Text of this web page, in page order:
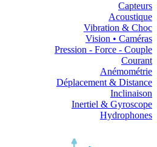
Capteurs
Acoustique
Vibration & Choc
Vision • Caméras
Pression - Force - Couple
Courant
Anémométrie
Déplacement & Distance
Inclinaison
Inertiel & Gyroscope
Hydrophones